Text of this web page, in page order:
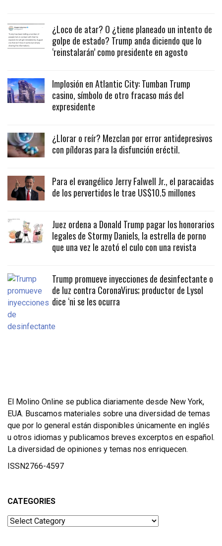
¿Loco de atar? O ¿tiene planeado un intento de
golpe de estado? Trump anda diciendo que lo
‘reinstalarán’ como presidente en agosto
Implosión en Atlantic City: Tumban Trump
casino, símbolo de otro fracaso más del
expresidente
¿Llorar o reír? Mezclan por error antidepresivos
con píldoras para la disfunción eréctil.
Para el evangélico Jerry Falwell Jr., el paracaidas
de los pervertidos le trae US$10.5 millones
Juez ordena a Donald Trump pagar los honorarios
legales de Stormy Daniels, la estrella de porno
que una vez le azotó el culo con una revista
Trump promueve inyecciones de desinfectante o
de luz contra CoronaVirus; productor de Lysol
dice ‘ni se les ocurra
El Molino Online se publica diariamente desde New York,
EUA. Buscamos materiales sobre una diversidad de temas
que por lo general están disponibles únicamente en inglés
u otros idiomas y publicamos breves excerptos en español.
La diversidad de opiniones y temas nos enriquecen.
ISSN2766-4597
CATEGORIES
Categories